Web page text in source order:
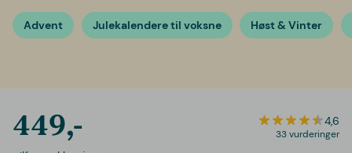
Advent Julekalendere til voksne Høst & Vinter
449,- 4,6
33 vurderinger